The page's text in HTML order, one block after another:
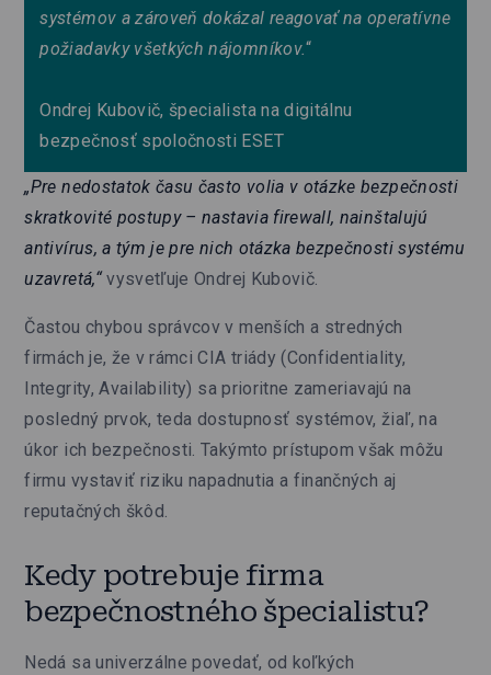
systémov a zároveň dokázal reagovať na operatívne
požiadavky všetkých nájomníkov.“
Ondrej Kubovič, špecialista na digitálnu
bezpečnosť spoločnosti ESET
„Pre nedostatok času často volia v otázke bezpečnosti
skratkovité postupy – nastavia firewall, nainštalujú
antivírus, a tým je pre nich otázka bezpečnosti systému
uzavretá,“vysvetľuje Ondrej Kubovič.
Častou chybou správcov v menších a stredných
firmách je, že v rámci CIA triády (Confidentiality,
Integrity, Availability) sa prioritne zameriavajú na
posledný prvok, teda dostupnosť systémov, žiaľ, na
úkor ich bezpečnosti. Takýmto prístupom však môžu
firmu vystaviť riziku napadnutia a finančných aj
reputačných škôd.
Kedy potrebuje firma
bezpečnostného špecialistu?
Nedá sa univerzálne povedať, od koľkých